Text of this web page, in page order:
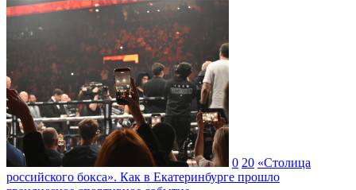
0 20 «Столица
российского бокса». Как в Екатеринбурге прошло